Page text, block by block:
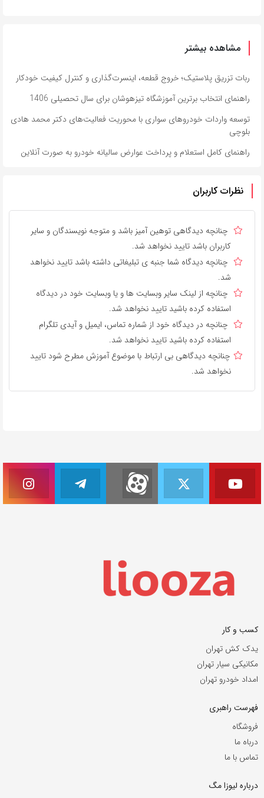
مشاهده بیشتر
ربات تزریق پلاستیک؛ خروج قطعه، اینسرت‌گذاری و کنترل کیفیت خودکار
راهنمای انتخاب برترین آموزشگاه تیزهوشان برای سال تحصیلی 1406
توسعه واردات خودروهای سواری با محوریت فعالیت‌های دکتر محمد هادی
بلوچی
راهنمای کامل استعلام و پرداخت عوارض سالیانه خودرو به صورت آنلاین
نظرات کاربران
چنانچه دیدگاهی توهین آمیز باشد و متوجه نویسندگان و سایر
کاربران باشد تایید نخواهد شد.
چنانچه دیدگاه شما جنبه ی تبلیغاتی داشته باشد تایید نخواهد
شد.
چنانچه از لینک سایر وبسایت ها و یا وبسایت خود در دیدگاه
استفاده کرده باشید تایید نخواهد شد.
چنانچه در دیدگاه خود از شماره تماس، ایمیل و آیدی تلگرام
استفاده کرده باشید تایید نخواهد شد.
چنانچه دیدگاهی بی ارتباط با موضوع آموزش مطرح شود تایید
نخواهد شد.
کسب و کار
یدک کش تهران
مکانیکی سیار تهران
امداد خودرو تهران
فهرست راهبری
فروشگاه
درباه ما
تماس با ما
درباره لیوزا مگ